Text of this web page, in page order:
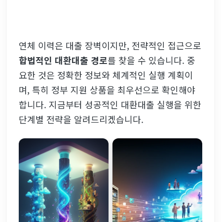
연체 이력은 대출 장벽이지만, 전략적인 접근으로
합법적인 대환대출 경로를 찾을 수 있습니다. 중
요한 것은 정확한 정보와 체계적인 실행 계획이
며, 특히 정부 지원 상품을 최우선으로 확인해야
합니다. 지금부터 성공적인 대환대출 실행을 위한
단계별 전략을 알려드리겠습니다.